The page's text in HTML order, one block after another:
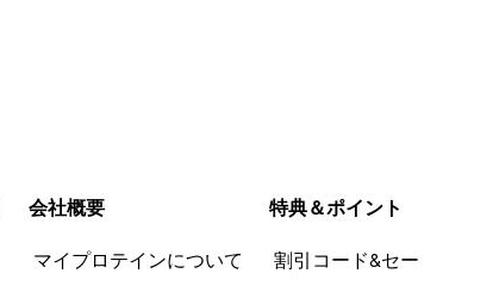
会社概要
マイプロテインについて
特典＆ポイント
割引コード&セー